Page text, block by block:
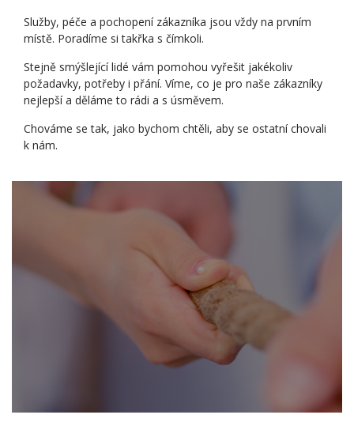
Služby, péče a pochopení zákazníka jsou vždy na prvním
místě. Poradíme si takřka s čímkoli.
Stejně smýšlející lidé vám pomohou vyřešit jakékoliv
požadavky, potřeby i přání. Víme, co je pro naše zákazníky
nejlepší a děláme to rádi a s úsměvem.
Chováme se tak, jako bychom chtěli, aby se ostatní chovali
k nám.